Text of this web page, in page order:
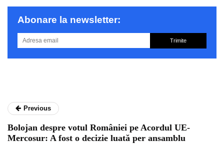
Abonare la newsletter:
Trimite
Previous
Bolojan despre votul României pe Acordul UE-
Mercosur: A fost o decizie luată per ansamblu